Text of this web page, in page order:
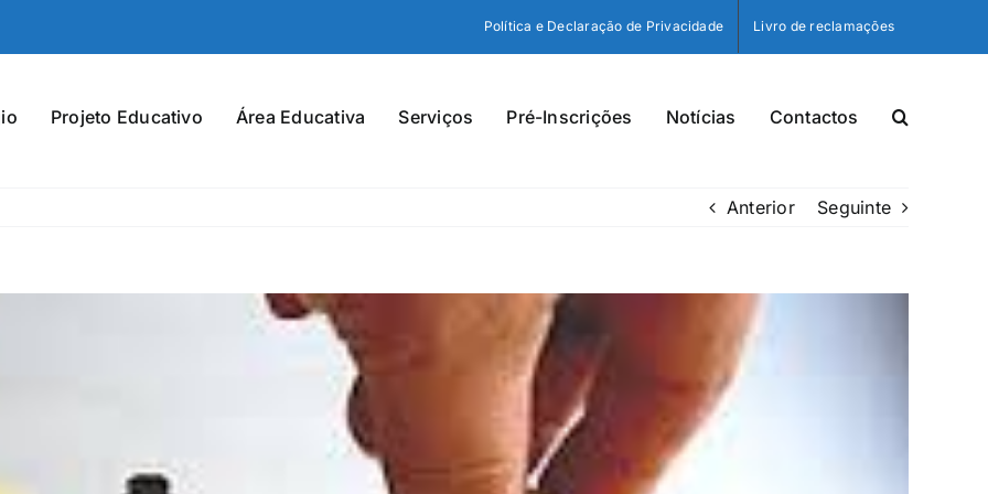
Política e Declaração de Privacidade Livro de reclamações
Projeto Educativo Área Educativa Serviços Pré-Inscrições Notícias Contactos
Anterior Seguinte